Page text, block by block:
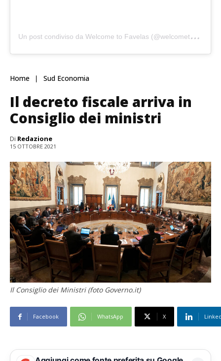
U
n post condiviso da Welcome to Favelas (@welcometofavelas_4k)
Home Sud Economia
Il decreto fiscale arriva in
Consiglio dei ministri
Di Redazione
15 OTTOBRE 2021
Il Consiglio dei Ministri (foto Governo.it)
Facebook WhatsApp X